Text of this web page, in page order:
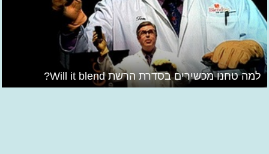
למה טחנו מכשירים בסדרת הרשת Will it blend?